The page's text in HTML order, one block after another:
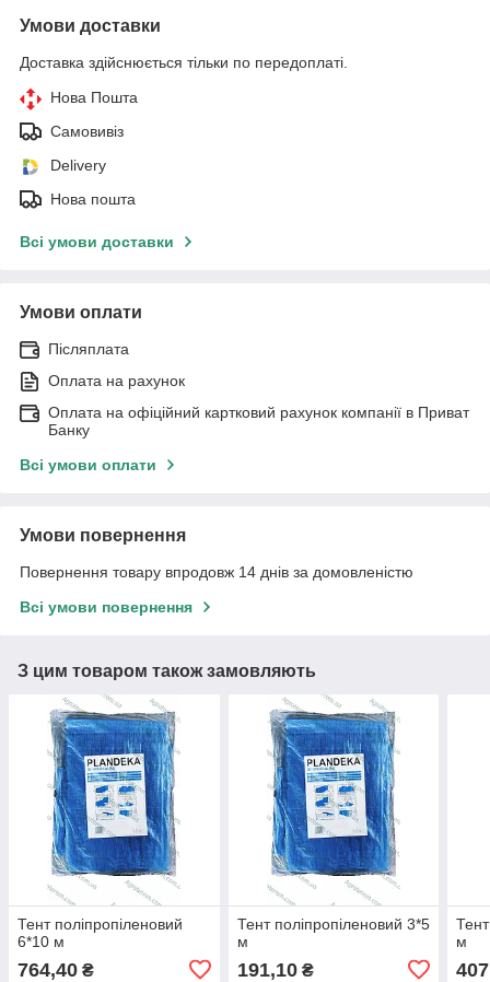
Умови доставки
Доставка здійснюється тільки по передоплаті.
Нова Пошта
Самовивіз
Delivery
Нова пошта
Всі умови доставки
Умови оплати
Післяплата
Оплата на рахунок
Оплата на офіційний картковий рахунок компанії в Приват
Банку
Всі умови оплати
Умови повернення
Повернення товару впродовж 14 днів за домовленістю
Всі умови повернення
З цим товаром також замовляють
Тент поліпропіленовий
6*10 м
764,40 ₴
Тент поліпропіленовий 3*5
м
191,10₴
м